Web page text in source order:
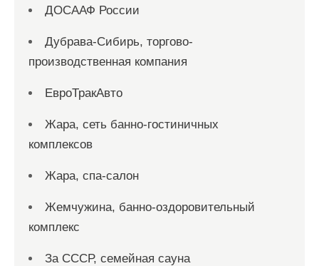
ДОСААФ России
Дубрава-Сибирь, торгово-
производственная компания
ЕвроТракАвто
Жара, сеть банно-гостиничных
комплексов
Жара, спа-салон
Жемчужина, банно-оздоровительный
комплекс
За СССР, семейная сауна